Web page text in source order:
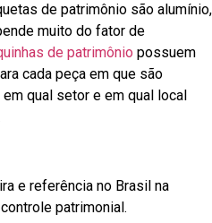
de patrimônio são alumínio,
muito do fator de
de patrimônio possuem
cada peça em que são
qual setor e em qual local
e referência no Brasil na
patrimonial.